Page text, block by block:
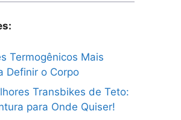
Termogênicos Mais
Definir o Corpo
Transbikes de Teto:
para Onde Quiser!